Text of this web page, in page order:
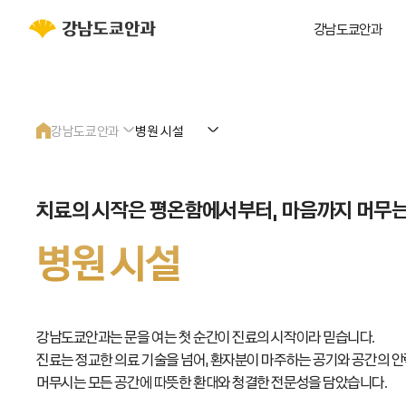
강남도쿄안과
강남도쿄안과
줄기세포
녹내장
노안백내장
시력교정
안종합진료
병원 시설
의료진소개
진료철학
치료의 시작은 평온함에서부터, 마음까지 머무
병원 시설
강남도쿄안과는 문을 여는 첫 순간이 진료의 시작이라 믿습니다.
진료는 정교한 의료 기술을 넘어, 환자분이 마주하는 공기와 공간의
머무시는 모든 공간에 따뜻한 환대와 청결한 전문성을 담았습니다.